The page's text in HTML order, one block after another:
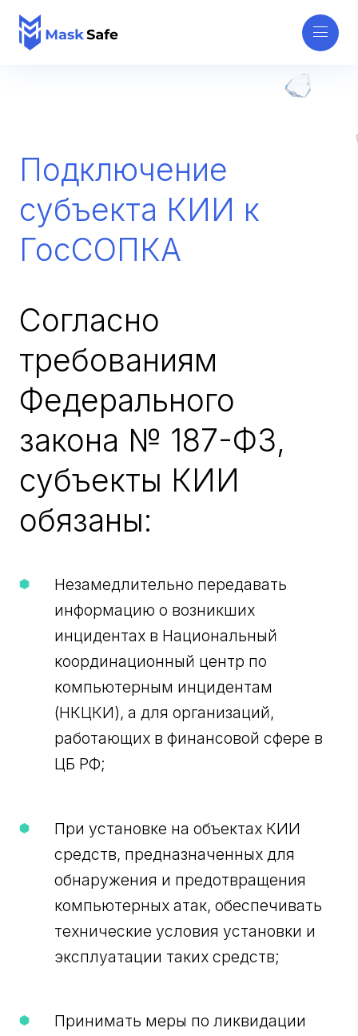
Подключение
субъекта КИИ к
ГосСОПКА
Согласно
требованиям
Федерального
закона № 187-ФЗ,
субъекты КИИ
обязаны:
Незамедлительно передавать
информацию о возникших
инцидентах в Национальный
координационный центр по
компьютерным инцидентам
(НКЦКИ), а для организаций,
работающих в финансовой сфере в
ЦБ РФ;
При установке на объектах КИИ
средств, предназначенных для
обнаружения и предотвращения
компьютерных атак, обеспечивать
технические условия установки и
эксплуатации таких средств;
Принимать меры по ликвидации